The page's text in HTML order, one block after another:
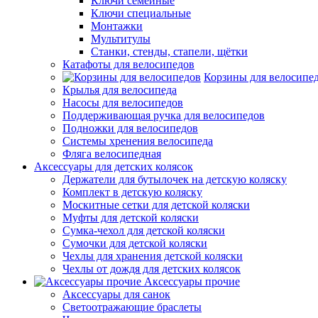
Ключи специальные
Монтажки
Мультитулы
Станки, стенды, стапели, щётки
Катафоты для велосипедов
Корзины для
Крылья для велосипеда
Насосы для велосипедов
Поддерживающая ручка для велосипедов
Подножки для велосипедов
Системы хренения велосипеда
Фляга велосипедная
Аксессуары для детских колясок
Держатели для бутылочек на детскую коляску
Комплект в детскую коляску
Москитные сетки для детской коляски
Муфты для детской коляски
Сумка-чехол для детской коляски
Сумочки для детской коляски
Чехлы для хранения детской коляски
Чехлы от дождя для детских колясок
Аксессуары прочие
Аксессуары для санок
Светоотражающие браслеты